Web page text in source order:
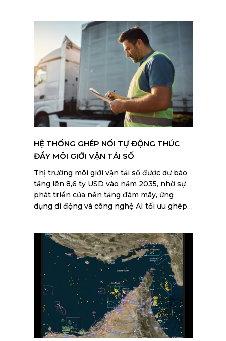
HỆ THỐNG GHÉP NỐI TỰ ĐỘNG THÚC
ĐẨY MÔI GIỚI VẬN TẢI SỐ
Thị trường môi giới vận tải số được dự báo
tăng lên 8,6 tỷ USD vào năm 2035, nhờ sự
phát triển của nền tảng đám mây, ứng
dụng di động và công nghệ AI tối ưu ghép